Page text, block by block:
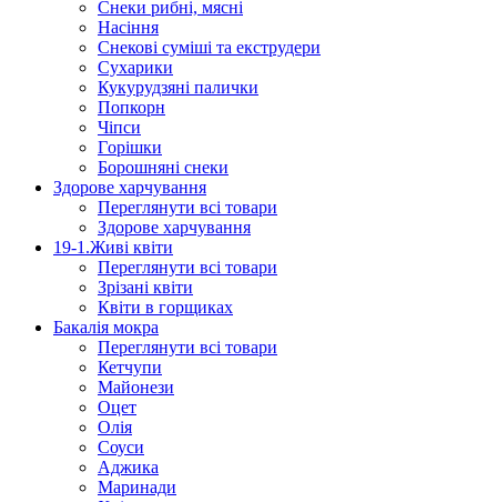
Снеки рибні, мясні
Насіння
Снекові суміші та екструдери
Сухарики
Кукурудзяні пaлички
Попкорн
Чіпси
Гoрішки
Борошняні снеки
Здорове харчування
Переглянути всі товари
Здорове харчування
19-1.Живі квіти
Переглянути всі товари
Зрізані квіти
Квіти в горщиках
Бакалія мокра
Переглянути всі товари
Кетчупи
Майонези
Оцет
Олія
Соуси
Аджика
Маринади